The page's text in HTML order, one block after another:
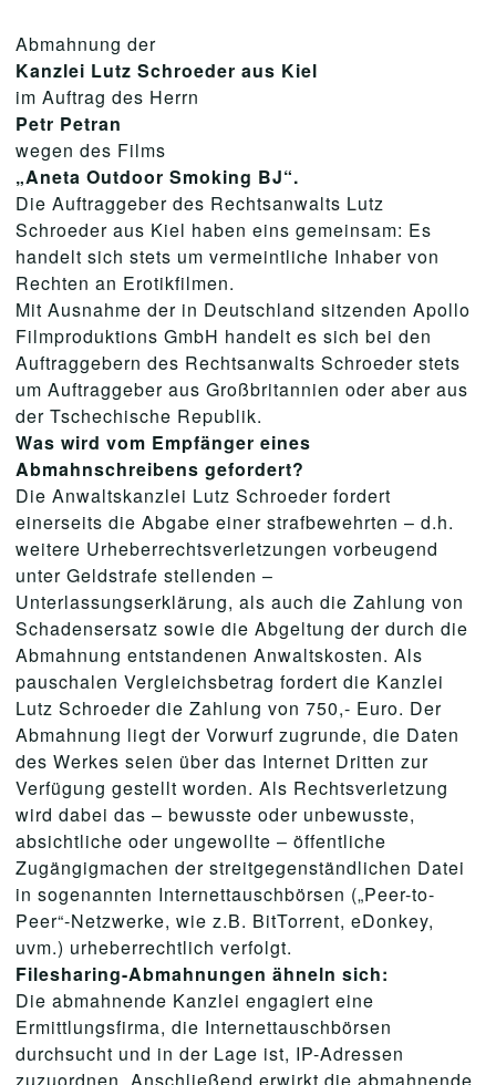
Abmahnung der
Kanzlei Lutz Schroeder aus Kiel
im Auftrag des Herrn
Petr Petran
wegen des Films
„Aneta Outdoor Smoking BJ“.
Die Auftraggeber des Rechtsanwalts Lutz
Schroeder aus Kiel haben eins gemeinsam: Es
handelt sich stets um vermeintliche Inhaber von
Rechten an Erotikfilmen.
Mit Ausnahme der in Deutschland sitzenden Apollo
Filmproduktions GmbH handelt es sich bei den
Auftraggebern des Rechtsanwalts Schroeder stets
um Auftraggeber aus Großbritannien oder aber aus
der Tschechische Republik.
Was wird vom Empfänger eines
Abmahnschreibens gefordert?
Die Anwaltskanzlei Lutz Schroeder fordert
einerseits die Abgabe einer strafbewehrten – d.h.
weitere Urheberrechtsverletzungen vorbeugend
unter Geldstrafe stellenden –
Unterlassungserklärung, als auch die Zahlung von
Schadensersatz sowie die Abgeltung der durch die
Abmahnung entstandenen Anwaltskosten. Als
pauschalen Vergleichsbetrag fordert die Kanzlei
Lutz Schroeder die Zahlung von 750,- Euro. Der
Abmahnung liegt der Vorwurf zugrunde, die Daten
des Werkes seien über das Internet Dritten zur
Verfügung gestellt worden. Als Rechtsverletzung
wird dabei das – bewusste oder unbewusste,
absichtliche oder ungewollte – öffentliche
Zugängigmachen der streitgegenständlichen Datei
in sogenannten Internettauschbörsen („Peer-to-
Peer“-Netzwerke, wie z.B. BitTorrent, eDonkey,
uvm.) urheberrechtlich verfolgt.
Filesharing-Abmahnungen ähneln sich:
Die abmahnende Kanzlei engagiert eine
Ermittlungsfirma, die Internettauschbörsen
durchsucht und in der Lage ist, IP-Adressen